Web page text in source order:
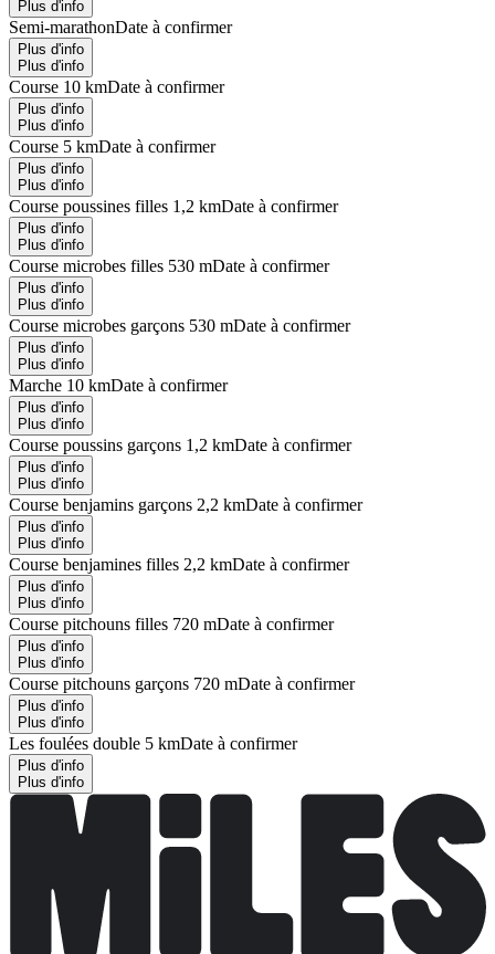
Plus d'info
Semi-marathonDate à confirmer
Plus d'info
Plus d'info
Course 10 kmDate à confirmer
Plus d'info
Plus d'info
Course 5 kmDate à confirmer
Plus d'info
Plus d'info
Course poussines filles 1,2 kmDate à confirmer
Plus d'info
Plus d'info
Course microbes filles 530 mDate à confirmer
Plus d'info
Plus d'info
Course microbes garçons 530 mDate à confirmer
Plus d'info
Plus d'info
Marche 10 kmDate à confirmer
Plus d'info
Plus d'info
Course poussins garçons 1,2 kmDate à confirmer
Plus d'info
Plus d'info
Course benjamins garçons 2,2 kmDate à confirmer
Plus d'info
Plus d'info
Course benjamines filles 2,2 kmDate à confirmer
Plus d'info
Plus d'info
Course pitchouns filles 720 mDate à confirmer
Plus d'info
Plus d'info
Course pitchouns garçons 720 mDate à confirmer
Plus d'info
Plus d'info
Les foulées double 5 kmDate à confirmer
Plus d'info
Plus d'info